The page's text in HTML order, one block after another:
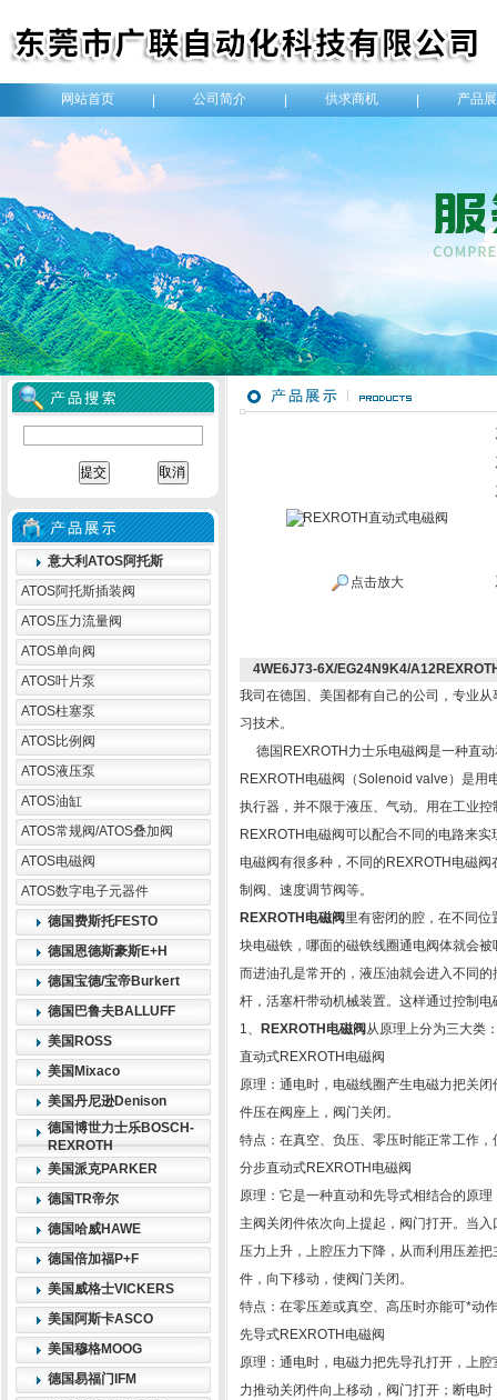
网站首页 公司简介 供求商机 产品
意大利ATOS阿托斯
ATOS阿托斯插装阀
ATOS压力流量阀
ATOS单向阀
ATOS叶片泵
ATOS柱塞泵
ATOS比例阀
ATOS液压泵
ATOS油缸
ATOS常规阀/ATOS叠加阀
ATOS电磁阀
ATOS数字电子元器件
德国费斯托FESTO
德国恩德斯豪斯E+H
德国宝德/宝帝Burkert
德国巴鲁夫BALLUFF
美国ROSS
美国Mixaco
美国丹尼逊Denison
德国博世力士乐BOSCH-
REXROTH
美国派克PARKER
德国TR帝尔
德国哈威HAWE
德国倍加福P+F
美国威格士VICKERS
美国阿斯卡ASCO
美国穆格MOOG
德国易福门IFM
点击放大
4WE6J73-6X/EG24N9K4/
我司在德国、美国都有自己的公司，专业
习技术。
德国REXROTH力士乐电磁阀是一种直动
REXROTH电磁阀（Solenoid valve）是用
执行器，并不限于液压、气动。用在工业
REXROTH电磁阀可以配合不同的电路来
电磁阀有很多种，不同的REXROTH电磁
制阀、速度调节阀等。
REXROTH电磁阀 里有密闭的腔，在不同
块电磁铁，哪面的磁铁线圈通电阀体就会
而进油孔是常开的，液压油就会进入不同
杆，活塞杆带动机械装置。这样通过控制
1、
REXROTH电磁阀 从原理上分为三大类
直动式REXROTH电磁阀
原理：通电时，电磁线圈产生电磁力把关
件压在阀座上，阀门关闭。
特点：在真空、负压、零压时能正常工作
分步直动式REXROTH电磁阀
原理：它是一种直动和先导式相结合的原
主阀关闭件依次向上提起，阀门打开。当
压力上升，上腔压力下降，从而利用压差
件，向下移动，使阀门关闭。
特点：在零压差或真空、高压时亦能可*动
先导式REXROTH电磁阀
原理：通电时，电磁力把先导孔打开，上
力推动关闭件向上移动，阀门打开；断电